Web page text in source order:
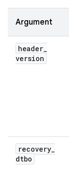
Argument
header_
version
recovery_
dtbo